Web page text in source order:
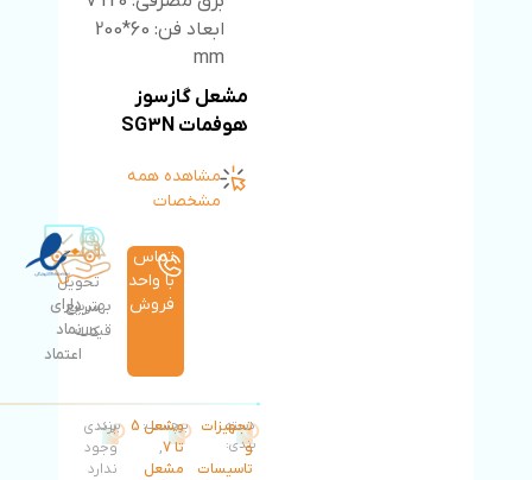
ابعاد فن: 60*200
mm
مشعل گازسوز
هوفمات SG3N
مشاهده همه
مشخصات
بهترین
قیمت
تحویل
سریع
کالا
دارای
نماد
اعتماد
تماس
با واحد
فروش
دسته
بندی:
تجهیزات
و
تاسیسات
برچسب: مشعل 5
تا 7 ,
مشعل
برند:
برندی
وجود
ندارد